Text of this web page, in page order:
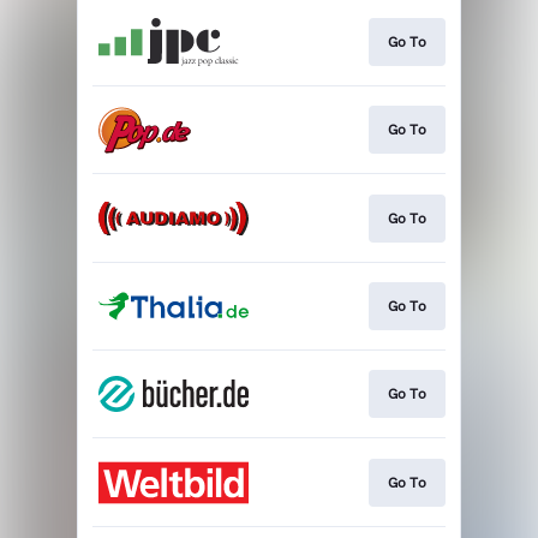
Go To
Go To
Go To
Go To
Go To
Go To